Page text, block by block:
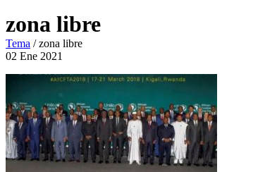
zona libre
Tema /zona libre
02 Ene 2021